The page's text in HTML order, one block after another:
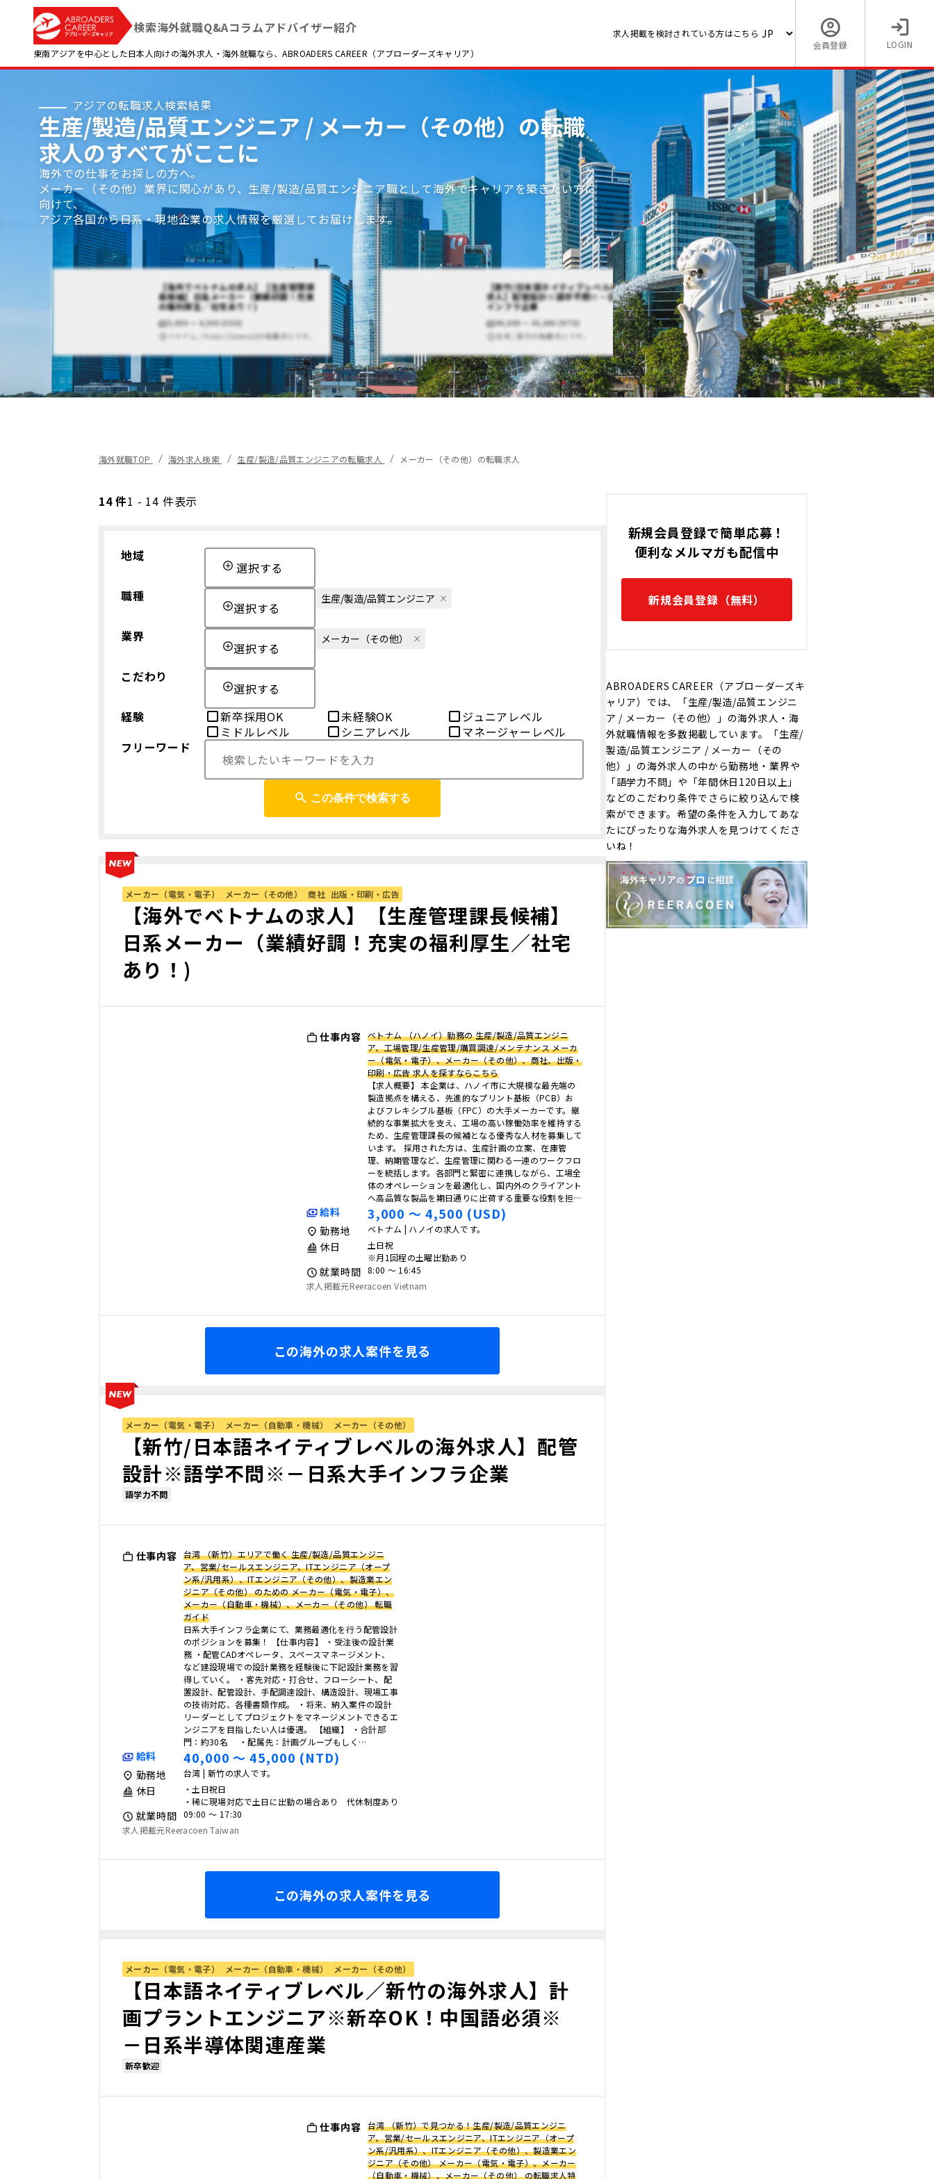
検索海外就職Q&Aコラムアドバイザー紹介
東南アジアを中心とした日本人向けの海外求人・海外就職なら、ABROADERS CAREER（アブローダーズキャリア）
求人掲載を検討されている方はこちら
会員登録
LOGIN
アジアの転職求人検索結果
生産/製造/品質エンジニア / メーカー（その他）の転職
求人のすべてがここに
海外での仕事をお探しの方へ。
メーカー（その他）業界に関心があり、生産/製造/品質エンジニア職として海外でキャリアを築きたい方に
向けて、
アジア各国から日系・現地企業の求人情報を厳選してお届けします。
【海外でベトナムの求人】【生産管理課
長候補】日系メーカー（業績好調！充実
の福利厚生／社宅あり！)
3,000 〜 4,500 (USD)
ベトナム / Hanoi (General)の転職求人です。
【新竹/日本語ネイティブレベルの海外
求人】配管設計※語学不問※－日系大手
インフラ企業
40,000 〜 45,000 (NTD)
台湾 / 新竹の転職求人です。
【日本語ネイティブレベル／
求人】計画プラントエンジニ
OK！中国語必須※－日系半導
業
50,000 〜 85,000 (NTD)
台湾 / 新竹の転職求人です。
海外就職TOP 海外求人検索 生産/製造/品質エンジニアの転職求人 メーカー（その他）の転職求人
新規会員登録で簡単応募！
便利なメルマガも配信中
新規会員登録（無料）
ABROADERS CAREER（アブローダーズキ
ャリア）では、「生産/製造/品質エンジニ
ア / メーカー（その他）」の海外求人・海
外就職情報を多数掲載しています。「生産/
製造/品質エンジニア / メーカー（その
他）」の海外求人の中から勤務地・業界や
「語学力不問」や「年間休日120日以上」
などのこだわり条件でさらに絞り込んで検
索ができます。希望の条件を入力してあな
たにぴったりな海外求人を見つけてくださ
いね！
14 件1 - 14 件表示
地域
選択する
職種
選択する
生産/製造/品質エンジニア
業界
選択する
メーカー（その他）
こだわり
選択する
経験
新卒採用OK 未経験OK
ジュニアレベル
ミドルレベル
シニアレベル
マネージャーレベル
フリーワード
この条件で検索する
メーカー（電気・電子） メーカー（その他） 商社 出版・印刷・広告
【海外でベトナムの求人】【生産管理課長候補】
日系メーカー（業績好調！充実の福利厚生／社宅
あり！)
仕事内容 ベトナム （ハノイ）勤務の 生産/製造/品質エンジニ
ア、工場管理/生産管理/購買調達/メンテナンス メーカ
ー（電気・電子）、メーカー（その他）、商社、出版・
印刷・広告 求人を探すならこちら
【求人概要】 本企業は、ハノイ市に大規模な最先端の
製造拠点を構える、先進的なプリント基板（PCB）お
よびフレキシブル基板（FPC）の大手メーカーです。継
続的な事業拡大を支え、工場の高い稼働効率を維持する
ため、生産管理課長の候補となる優秀な人材を募集して
います。 採用された方は、生産計画の立案、在庫管
理、納期管理など、生産管理に関わる一連のワークフロ
ーを統括します。各部門と緊密に連携しながら、工場全
体のオペレーションを最適化し、国内外のクライアント
へ高品質な製品を期日通りに出荷する重要な役割を担…
給料 3,000 〜 4,500 (USD)
勤務地 ベトナム | ハノイの求人です。
休日
土日祝
※月1回程の土曜出勤あり
就業時間
8:00 〜 16:45
求人掲載元Reeracoen Vietnam
この海外の求人案件を見る
メーカー（電気・電子） メーカー（自動車・機械） メーカー（その他）
【新竹/日本語ネイティブレベルの海外求人】配管
設計※語学不問※－日系大手インフラ企業
語学力不問
仕事内容 台湾 （新竹）エリアで働く 生産/製造/品質エンジニ
ア、営業/セールスエンジニア、ITエンジニア（オープ
ン系/汎用系）、ITエンジニア（その他）、製造業エン
ジニア（その他） のための メーカー（電気・電子）、
メーカー（自動車・機械）、メーカー（その他） 転職
ガイド
日系大手インフラ企業にて、業務最適化を行う配管設計
のポジションを募集！ 【仕事内容】 ・受注後の設計業
務 ・配管CADオペレータ、スペースマネージメント、
など建設現場での設計業務を経験後に下記設計業務を習
得していく。 ・客先対応・打合せ、フローシート、配
置設計、配管設計、手配調達設計、構造設計、現場工事
の技術対応、各種書類作成。 ・将来、納入案件の設計
リーダーとしてプロジェクトをマネージメントできるエ
ンジニアを目指したい人は優遇。 【組織】 ・合計部
門：約30名 ・配属先：計画グループもしく…
給料 40,000 〜 45,000 (NTD)
勤務地 台湾 | 新竹の求人です。
休日
・土日祝日
・稀に現場対応で土日に出勤の場合あり 代休制度あり
就業時間 09:00 〜 17:30
求人掲載元Reeracoen Taiwan
この海外の求人案件を見る
メーカー（電気・電子） メーカー（自動車・機械） メーカー（その他）
【日本語ネイティブレベル／新竹の海外求人】計
画プラントエンジニア※新卒OK！中国語必須※
－日系半導体関連産業
新卒歓迎
仕事内容 台湾 （新竹）で見つかる！生産/製造/品質エンジニ
ア、営業/セールスエンジニア、ITエンジニア（オープ
ン系/汎用系）、ITエンジニア（その他）、製造業エン
ジニア（その他） メーカー（電気・電子）、メーカー
（自動車・機械）、メーカー（その他） の転職求人特